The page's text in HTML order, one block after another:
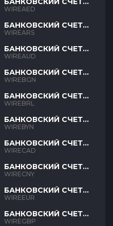
AED
WIREAED
БАНКОВСКИЙ СЧЕТ
ARS
WIREARS
БАНКОВСКИЙ СЧЕТ
AUD
WIREAUD
БАНКОВСКИЙ СЧЕТ
BGN
WIREBGN
БАНКОВСКИЙ СЧЕТ
BRL
WIREBRL
БАНКОВСКИЙ СЧЕТ
BYN
WIREBYN
БАНКОВСКИЙ СЧЕТ
CAD
WIRECAD
БАНКОВСКИЙ СЧЕТ
CNY
WIRECNY
БАНКОВСКИЙ СЧЕТ
EUR
WIREEUR
БАНКОВСКИЙ СЧЕТ
GBP
WIREGBP